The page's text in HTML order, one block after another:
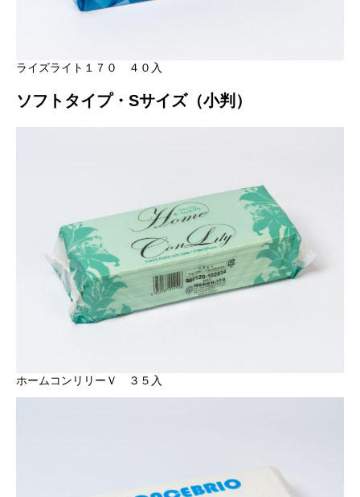
ライズライト１７０ ４０入
ソフトタイプ・Sサイズ（小判）
ホームコンリリーＶ ３５入